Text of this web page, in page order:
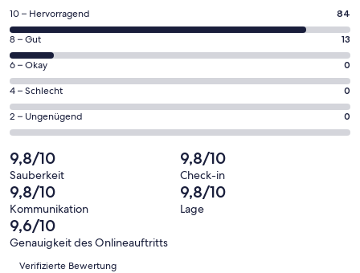
einem
neuen
Fenster
geöffnet
84
von
insgesamt
97
Gästebewertungen
haben
eine
Bewertung
von
10
-
Hervorragend
10 – Hervorragend 84
13
von
insgesamt
97
Gästebewertungen
haben
Bewertung
von
8
-
Gut
8 – Gut 13
0
von
insgesamt
97
Gästebewertungen
haben
eine
Bewertung
von
6
-
Okay
6 – Okay 0
0
von
insgesamt
Gästebewertungen
haben
eine
Bewertung
von
4
4 – Schlecht 0
0
von
insgesamt
97
Gästebewertungen
haben
eine
Bewertung
2 – Ungenügend 0
9,8/10
Sauberkeit
9,8/10
Check-in
9,8/10
Kommunikation
9,8/10
Lage
9,6/10
Genauigkeit des Onlineauftritts
Bewertungen
Verifizierte Bewertung